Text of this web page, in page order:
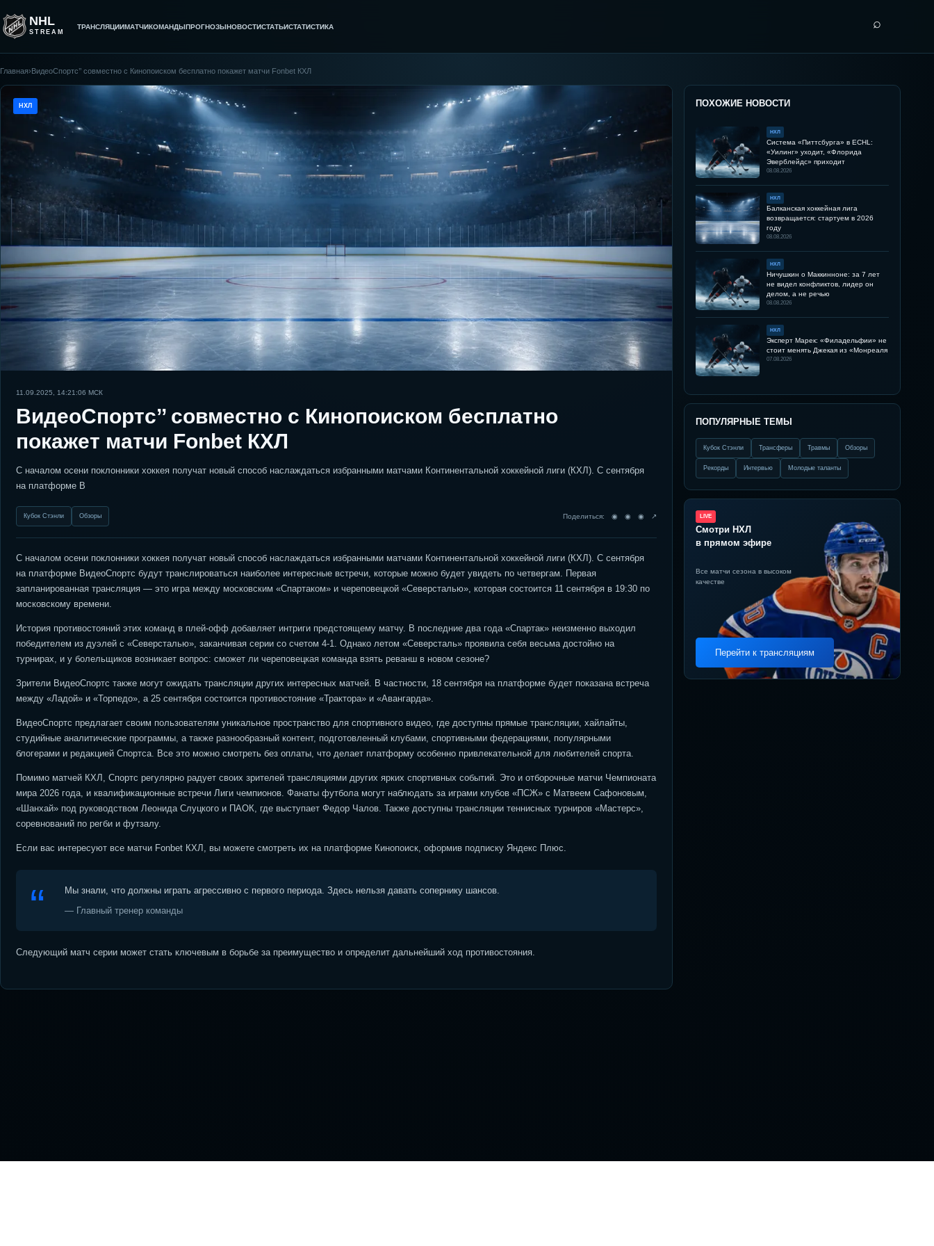
NHL
STREAM
ТРАНСЛЯЦИИМАТЧИКОМАНДЫПРОГНОЗЫНОВОСТИСТАТЬИСТАТИСТИКА ⌕
Главная›ВидеоСпортс’’ совместно с Кинопоиском бесплатно покажет матчи Fonbet КХЛ
НХЛ
11.09.2025, 14:21:06 МСК
ВидеоСпортс’’ совместно с Кинопоиском бесплатно
покажет матчи Fonbet КХЛ
С началом осени поклонники хоккея получат новый способ наслаждаться избранными матчами Континентальной хоккейной лиги (КХЛ). С сентября
на платформе В
Кубок Стэнли Обзоры Поделиться: ◉ ◉ ◉ ↗
С началом осени поклонники хоккея получат новый способ наслаждаться избранными матчами Континентальной хоккейной лиги (КХЛ). С сентября
на платформе ВидеоСпортс будут транслироваться наиболее интересные встречи, которые можно будет увидеть по четвергам. Первая
запланированная трансляция — это игра между московским «Спартаком» и череповецкой «Северсталью», которая состоится 11 сентября в 19:30 по
московскому времени.
История противостояний этих команд в плей-офф добавляет интриги предстоящему матчу. В последние два года «Спартак» неизменно выходил
победителем из дуэлей с «Северсталью», заканчивая серии со счетом 4-1. Однако летом «Северсталь» проявила себя весьма достойно на
турнирах, и у болельщиков возникает вопрос: сможет ли череповецкая команда взять реванш в новом сезоне?
Зрители ВидеоСпортс также могут ожидать трансляции других интересных матчей. В частности, 18 сентября на платформе будет показана встреча
между «Ладой» и «Торпедо», а 25 сентября состоится противостояние «Трактора» и «Авангарда».
ВидеоСпортс предлагает своим пользователям уникальное пространство для спортивного видео, где доступны прямые трансляции, хайлайты,
студийные аналитические программы, а также разнообразный контент, подготовленный клубами, спортивными федерациями, популярными
блогерами и редакцией Спортса. Все это можно смотреть без оплаты, что делает платформу особенно привлекательной для любителей спорта.
Помимо матчей КХЛ, Спортс регулярно радует своих зрителей трансляциями других ярких спортивных событий. Это и отборочные матчи Чемпионата
мира 2026 года, и квалификационные встречи Лиги чемпионов. Фанаты футбола могут наблюдать за играми клубов «ПСЖ» с Матвеем Сафоновым,
«Шанхай» под руководством Леонида Слуцкого и ПАОК, где выступает Федор Чалов. Также доступны трансляции теннисных турниров «Мастерс»,
соревнований по регби и футзалу.
Если вас интересуют все матчи Fonbet КХЛ, вы можете смотреть их на платформе Кинопоиск, оформив подписку Яндекс Плюс.
Мы знали, что должны играть агрессивно с первого периода. Здесь нельзя давать сопернику шансов.
— Главный тренер команды
Следующий матч серии может стать ключевым в борьбе за преимущество и определит дальнейший ход противостояния.
ПОХОЖИЕ НОВОСТИ
НХЛ
Система «Питтсбурга» в ECHL:
«Уилинг» уходит, «Флорида
Эверблейдс» приходит
08.08.2026
НХЛ
Балканская хоккейная лига
возвращается: стартуем в 2026
году
08.08.2026
НХЛ
Ничушкин о Маккинноне: за 7 лет
не видел конфликтов, лидер он
делом, а не речью
08.08.2026
НХЛ
Эксперт Марек: «Филадельфии» не
стоит менять Джекая из «Монреаля
07.08.2026
ПОПУЛЯРНЫЕ ТЕМЫ
Кубок Стэнли Трансферы Травмы Обзоры
Рекорды Интервью Молодые таланты
LIVE
Смотри НХЛ
в прямом эфире
Все матчи сезона в высоком
качестве
Перейти к трансляциям